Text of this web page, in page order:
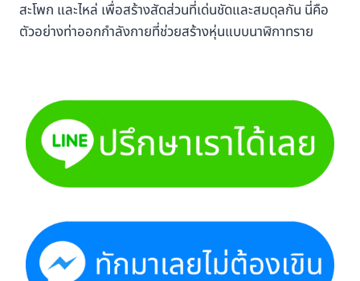
สะโพก และไหล่ เพื่อสร้างสัดส่วนที่เด่นชัดและสมดุลกัน นี่คือ
ตัวอย่างท่าออกกำลังกายที่ช่วยสร้างหุ่นแบบนาฬิกาทราย